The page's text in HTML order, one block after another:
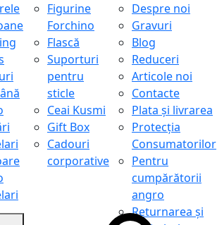
Figurine
Forchino
Flască
Suporturi
pentru
sticle
Ceai Kusmi
Gift Box
Cadouri
corporative
Despre noi
Gravuri
Blog
Reduceri
Articole noi
Contacte
Plata și livrarea
Protecţia
Consumatorilor
Pentru
cumpărătorii
angro
Returnarea și